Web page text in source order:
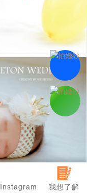
Instagram 我想了解